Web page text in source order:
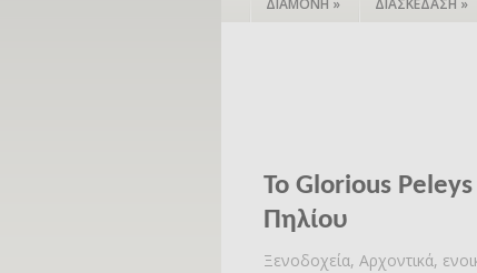
ΔΙΑΜΟΝΗ » ΔΙΑΣΚΕΔΑΣΗ »
Το Glorious
Πηλίου
Ξενοδοχεία, Αρχοντικά,